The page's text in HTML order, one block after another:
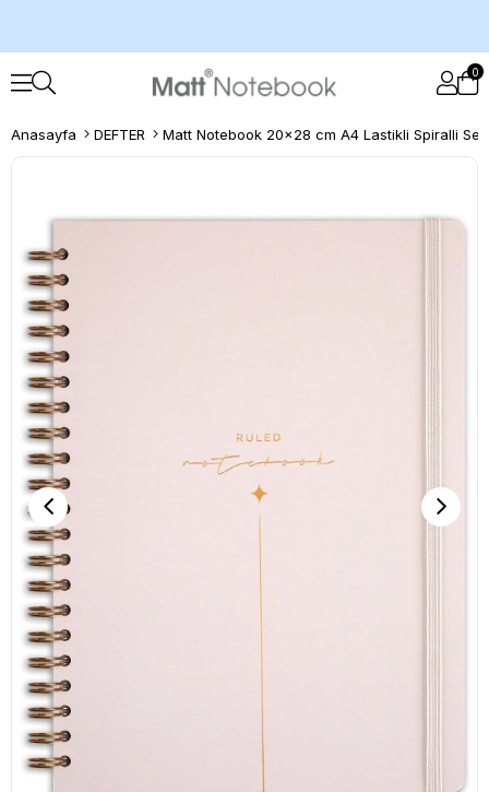
0
Anasayfa DEFTER